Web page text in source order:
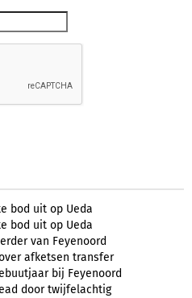
bod uit op Ueda
bod uit op Ueda
van Feyenoord
afketsen transfer
bij Feyenoord
door twijfelachtig